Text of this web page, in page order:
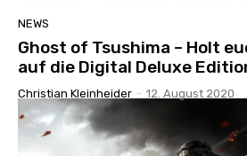
NEWS
Ghost of Tsushima – Holt
auf die Digital Deluxe
Christian Kleinheider - 12. August 2020